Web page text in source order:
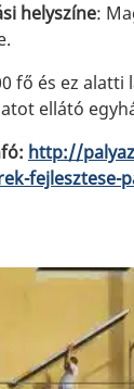
helyszíne:
fő és ez alatti
ellátó
http://
fejlesztese-